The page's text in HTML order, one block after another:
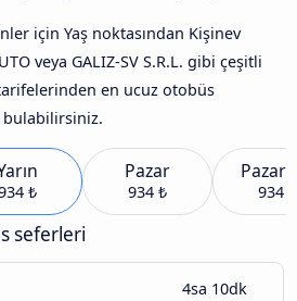
için Yaş noktasından Kişinev
veya GALIZ-SV S.R.L. gibi çeşitli
en ucuz otobüs
₺
Pazar
934 ₺ 934 ₺
seferleri
4sa 10dk